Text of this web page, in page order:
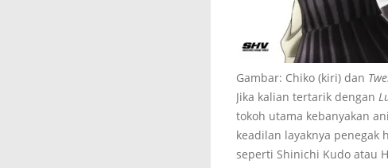
Gambar: Chiko (kiri) dan
Jika kalian tertarik dengan
tokoh utama kebanyakan
keadilan layaknya
seperti Shinichi Kudo atau